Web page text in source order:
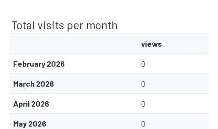
Total visits per month
views
February 2026 0
March 2026 0
April 2026 0
May 2026 0